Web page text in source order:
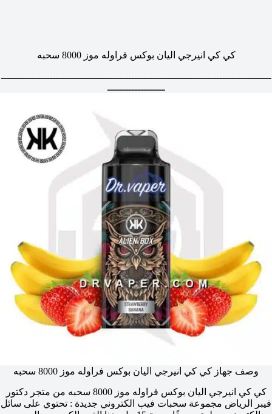
كي كي انيرجي اليان بوكس فراوله موز 8000 سحبه
ـــــــــــــــــــــــــــــــــــــــــــــــــــــــــــــــــــــــــــــــــــــــــ
ـــــــــــــــــــ
وصف جهاز كي كي انيرجي اليان بوكس فراوله موز 8000 سحبه
كي كي انيرجي اليان بوكس فراوله موز 8000 سحبه من متجر دكتور
فيبر الرياض مجموعة سحبات فيب الكتروني جديدة : تحتوي على سائل